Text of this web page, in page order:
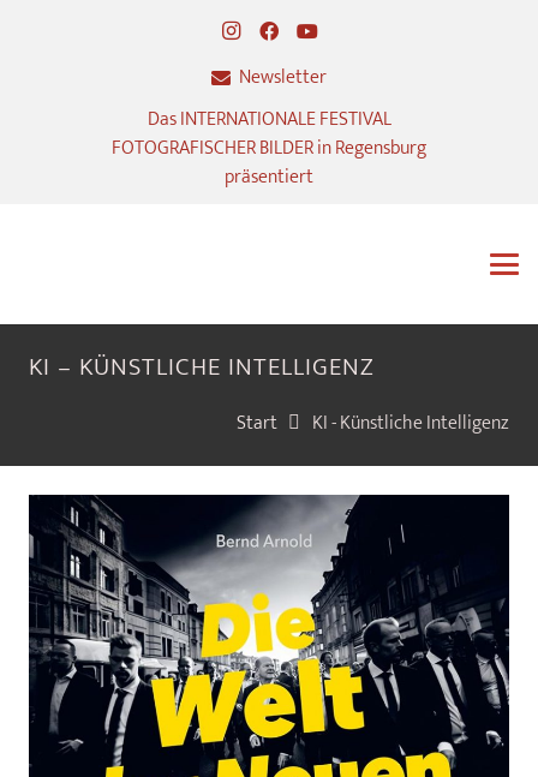
Newsletter
Das INTERNATIONALE FESTIVAL
FOTOGRAFISCHER BILDER in Regensburg
präsentiert
KI – KÜNSTLICHE INTELLIGENZ
Start KI - Künstliche Intelligenz